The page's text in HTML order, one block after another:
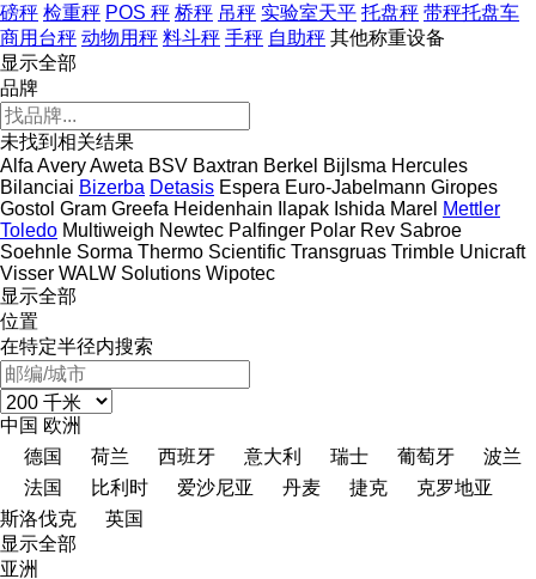
磅秤 检重秤 POS 秤 桥秤 吊秤 实验室天平 托盘秤 带秤托盘车
商用台秤 动物用秤 料斗秤 手秤 自助秤 其他称重设备
显示全部
品牌
未找到相关结果
Alfa AveryAweta BSV Baxtran Berkel Bijlsma Hercules
Bilanciai Bizerba Detasis Espera Euro-Jabelmann Giropes
Gostol Gram Greefa Heidenhain Ilapak Ishida Marel Mettler
Toledo Multiweigh Newtec Palfinger Polar Rev Sabroe
Soehnle Sorma Thermo Scientific Transgruas Trimble Unicraft
Visser WALW Solutions Wipotec
显示全部
位置
在特定半径内搜索
中国 欧洲
德国
荷兰 西班牙 意大利 瑞士 葡萄牙
波兰
法国
比利时 爱沙尼亚 丹麦 捷克
克罗地亚
斯洛伐克
英国
显示全部
亚洲